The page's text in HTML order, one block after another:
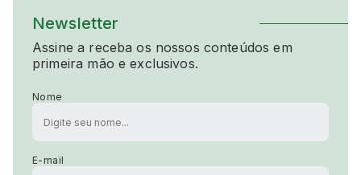
Newsletter
Assine a receba os nossos conteúdos em
primeira mão e exclusivos.
Nome
E-mail